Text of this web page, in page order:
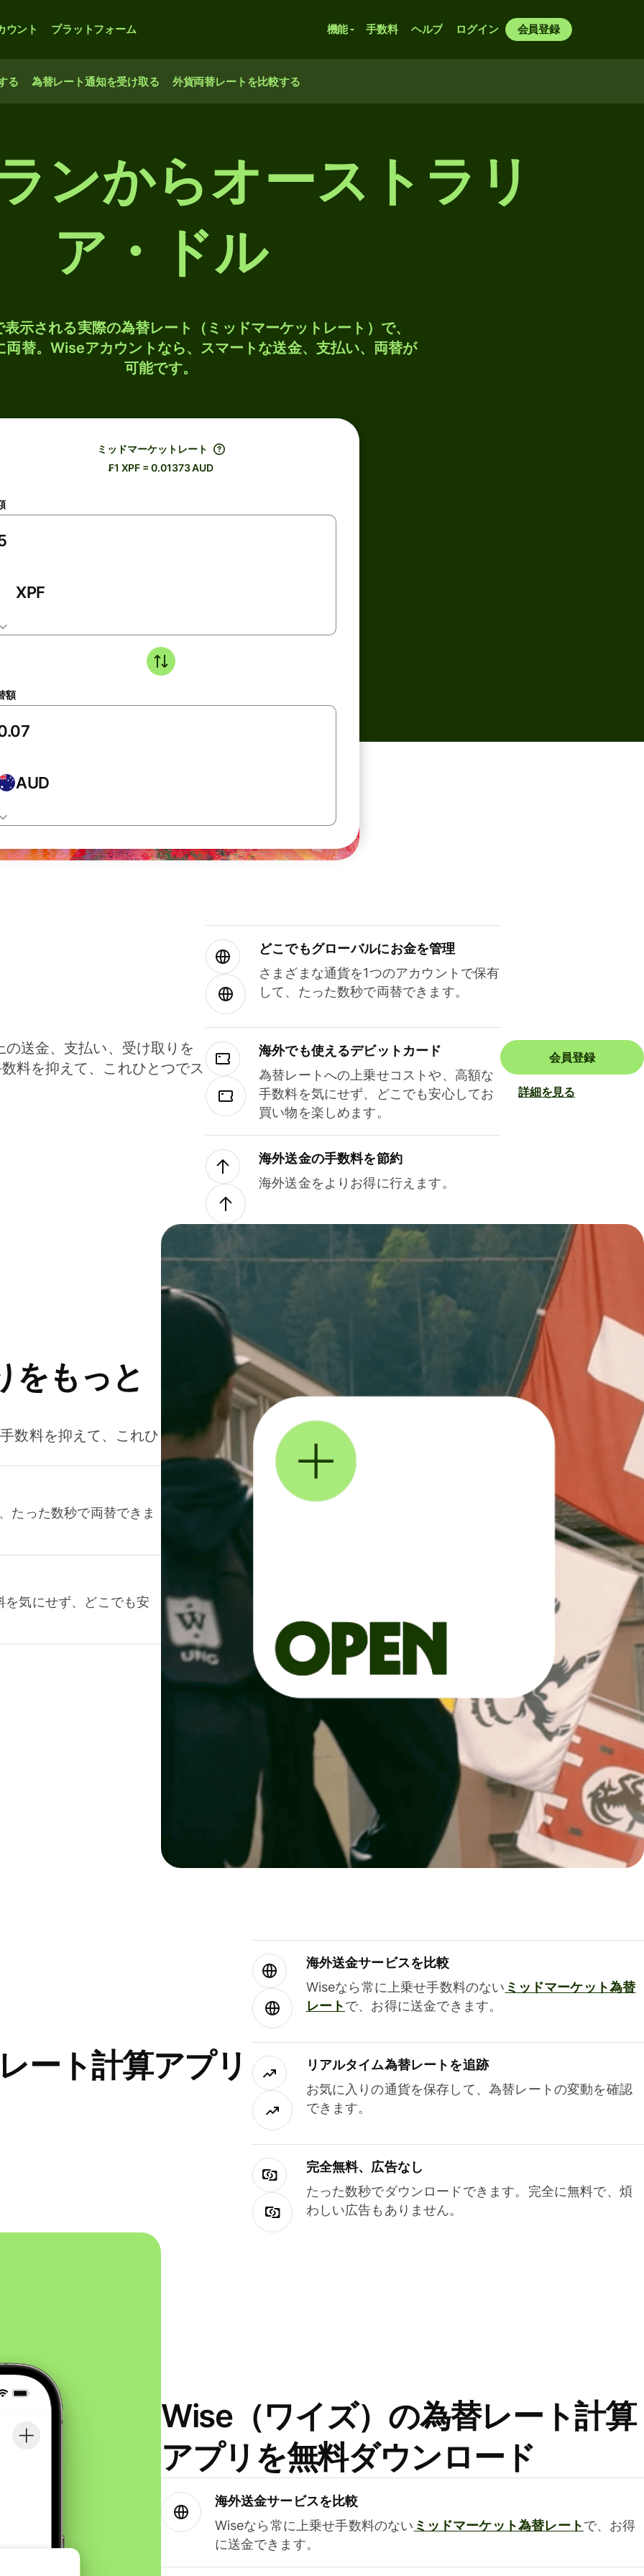
ウント プラットフォーム 機能 手数料 ヘルプ ログイン 会員登録
る 為替レート通知を受け取る 外貨両替レートを比較する
ンからオーストラリ
ア・ドル
示される実際の為替レート（ミッドマーケットレート）で、
両替。Wiseアカウントなら、スマートな送金、支払い、両替が
可能です。
ミッドマーケットレート
₣1 XPF = 0.01373 AUD
XPF
額
AUD
送金、支払い、受け取りを
料を抑えて、これひとつでス
どこでもグ⁠ロ⁠ー⁠バ⁠ルにお金を管理
さまざまな通貨を1つのアカウントで保有
して、たった数秒で両替できます。
海外でも使えるデビットカード
為替レートへの上乗せコストや、高額な
手数料を気にせず、どこでも安心してお
買い物を楽しめます。
海外送金の手数料を節約
海外送金をよりお得に行えます。
会員登録
詳細を見る
をもっと
数料を抑えて、これひ
たった数秒で両替できま
気にせず、どこでも安
ート計算アプリ
海外送金サービスを比較
Wiseなら常に上乗せ手数料のない ミッドマーケット為替
レートで、お得に送金できます。
リアルタイム為替レートを追跡
お気に入りの通貨を保存して、為替レートの変動を確認
できます。
完全無料、広告なし
たった数秒でダウンロードできます。完全に無料で、煩
わしい広告もありません。
Wise（ワイズ）の為替レート計算
アプリを無料ダウンロード
海外送金サービスを比較
Wiseなら常に上乗せ手数料のない ミッドマーケット為替レートで、お得
に送金できます。